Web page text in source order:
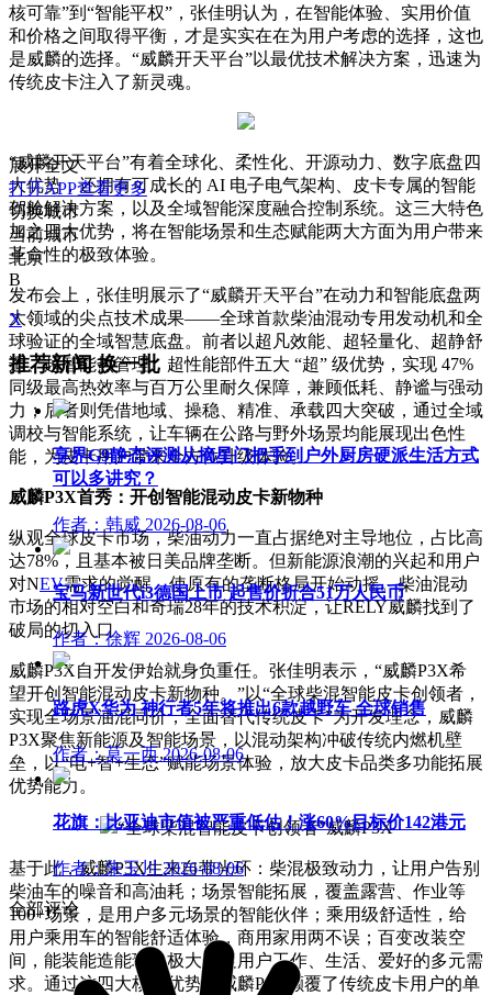
核可靠”到“智能平权”，张佳明认为，在智能体验、实用价值
和价格之间取得平衡，才是实实在在为用户考虑的选择，这也
是威麟的选择。“威麟开天平台”以最优技术解决方案，迅速为
传统皮卡注入了新灵魂。
“威麟开天平台”有着全球化、柔性化、开源动力、数字底盘四
大优势，还拥有可成长的 AI 电子电气架构、皮卡专属的智能
驾舱解决方案，以及全域智能深度融合控制系统。这三大特色
加之四大优势，将在智能场景和生态赋能两大方面为用户带来
革命性的极致体验。
发布会上，张佳明展示了“威麟开天平台”在动力和智能底盘两
大领域的尖点技术成果——全球首款柴油混动专用发动机和全
球验证的全域智慧底盘。前者以超凡效能、超轻量化、超静舒
适、超智能热管理、超性能部件五大 “超” 级优势，实现 47%
同级最高热效率与百万公里耐久保障，兼顾低耗、静谧与强动
力；后者则凭借地域、操稳、精准、承载四大突破，通过全域
调校与智能系统，让车辆在公路与野外场景均能展现出色性
能，为皮卡用户带来全方位升级体验。
威麟P3X首秀：开创智能混动皮卡新物种
纵观全球皮卡市场，柴油动力一直占据绝对主导地位，占比高
达78%，且基本被日美品牌垄断。但新能源浪潮的兴起和用户
对NEV需求的觉醒，使原有的垄断格局开始动摇。柴油混动
市场的相对空白和奇瑞28年的技术积淀，让RELY威麟找到了
破局的切入口。
威麟P3X自开发伊始就身负重任。张佳明表示，“威麟P3X希
望开创智能混动皮卡新物种。”以“全球柴混智能皮卡创领者，
实现全场景油混同价，全面替代传统皮卡”为开发理念，威麟
P3X聚焦新能源及智能场景，以混动架构冲破传统内燃机壁
垒，以“电+智+生态”赋能场景体验，放大皮卡品类多功能拓展
优势能力。
“全球柴混智能皮卡创领者”威麟P3X
基于此，威麟P3X生来自带光环：柴混极致动力，让用户告别
柴油车的噪音和高油耗；场景智能拓展，覆盖露营、作业等
100+场景，是用户多元场景的智能伙伴；乘用级舒适性，给
用户乘用车的智能舒适体验，商用家用两不误；百变改装空
间，能装能造能玩，极大满足用户工作、生活、爱好的多元需
求。通过这四大核心优势，威麟P3X颠覆了传统皮卡用户的单
展开全文
打开APP查看更多
切换城市
当前城市
北京
B
X
推荐新闻换一批
享界G9静态评测从摘星门把手到户外厨房硬派生活方式
可以多讲究？
作者：韩威 2026-08-06
宝马新世代i3德国上市 起售价折合51万人民币
作者：徐辉 2026-08-06
路虎X华为 神行者5年将推出6款越野车 全球销售
作者：莫一西 2026-08-06
花旗：比亚迪市值被严重低估！涨60%目标价142港元
作者：朱玉川 2026-08-06
全部评论